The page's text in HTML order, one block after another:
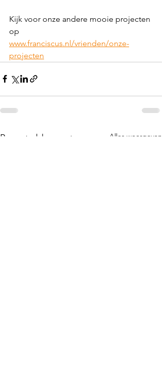
Kijk voor onze andere mooie projecten
op
www.franciscus.nl/vrienden/onze-
projecten
Recente blogposts Alles weergeven